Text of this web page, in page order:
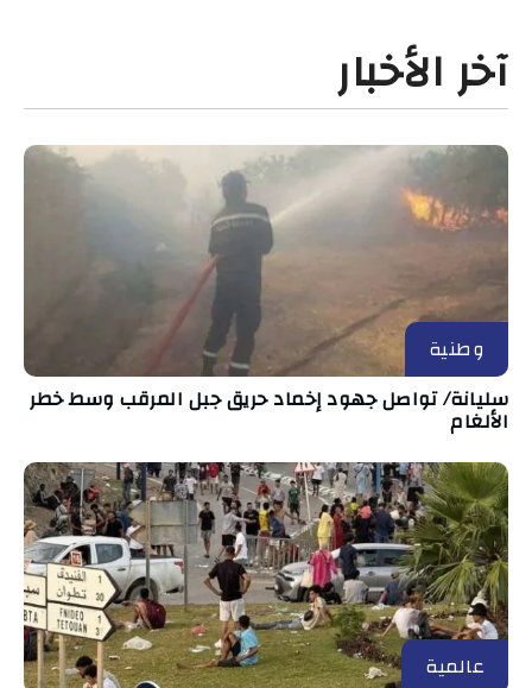
آخر الأخبار
وطنية
سليانة/ تواصل جهود إخماد حريق جبل المرقب وسط خطر
الألغام
عالمية